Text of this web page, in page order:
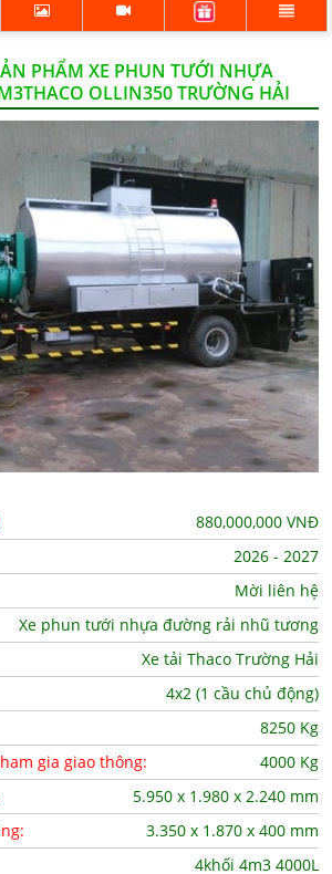
PHẨM XE PHUN TƯỚI NHỰA
OLLIN350 TRƯỜNG HẢI
880,000,000 VNĐ
2026 - 2027
Mời liên hệ
Xe phun tưới nhựa đường rải nhũ tương
Xe tải Thaco Trường Hải
4x2 (1 cầu chủ động)
8250 Kg
gia giao thông:
4000 Kg
5.950 x 1.980 x 2.240 mm
3.350 x 1.870 x 400 mm
4khối 4m3 4000L